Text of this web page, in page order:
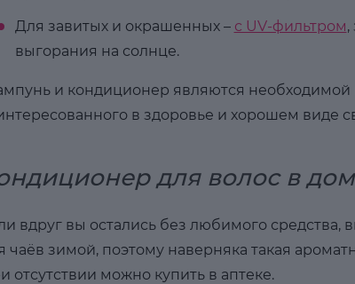
Для завитых и окрашенных – с UV-фильтром
выгорания на солнце.
и кондиционер являются необходимой
в здоровье и хорошем виде
для волос в
вдруг вы остались без любимого средства,
чаёв зимой, поэтому наверняка такая
отсутствии можно купить в аптеке.